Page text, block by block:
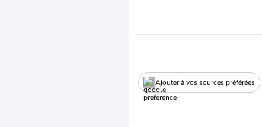
Ajouter à vos sources préférées